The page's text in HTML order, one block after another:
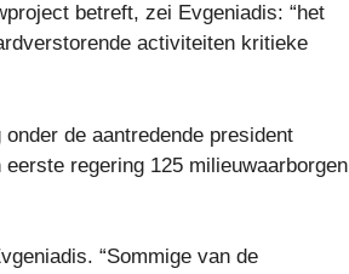
betreft, zei Evgeniadis: “het
activiteiten kritieke
de aantredende president
regering 125 milieuwaarborgen
“Sommige van de